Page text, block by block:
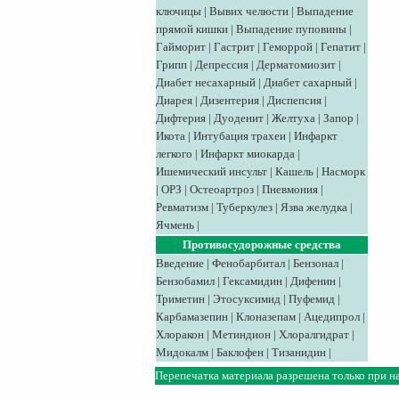
ключицы | Вывих челюсти | Выпадение
прямой кишки | Выпадение пуповины |
Гайморит | Гастрит | Геморрой | Гепатит |
Грипп | Депрессия | Дерматомиозит |
Диабет несахарный | Диабет сахарный |
Диарея | Дизентерия | Диспепсия |
Дифтерия | Дуоденит | Желтуха | Запор |
Икота | Интубация трахеи | Инфаркт
легкого | Инфаркт миокарда |
Ишемический инсульт | Кашель | Насморк
| ОРЗ | Остеоартроз | Пневмония |
Ревматизм | Туберкулез | Язва желудка |
Ячмень |
Противосудорожные средства
Введение | Фенобарбитал | Бензонал |
Бензобамил | Гексамидин | Дифенин |
Триметин | Этосуксимид | Пуфемид |
Карбамазепин | Клоназепам | Ацедипрол |
Хлоракон | Метиндион | Хлоралгидрат |
Мидокалм | Баклофен | Тизанидин |
Перепечатка материала разрешена только при